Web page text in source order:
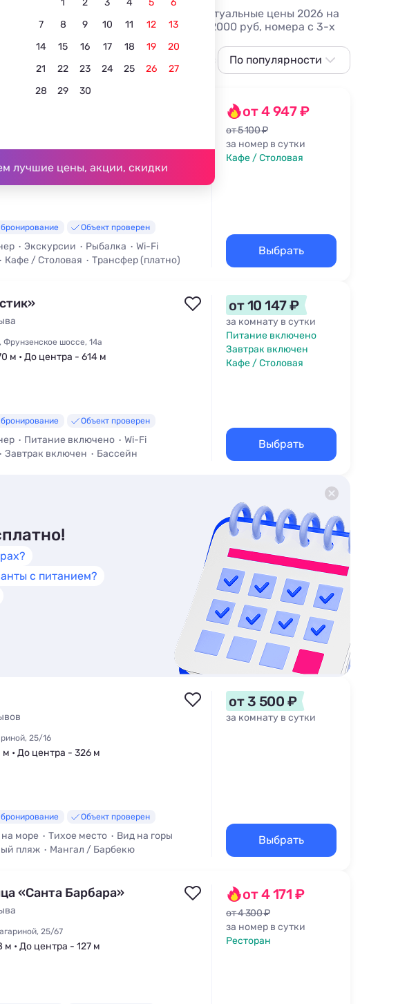
1 2 3 4 5
6
7
8 9 10 11 12
13
14
15 16 17 18 19
20
21
22 23 24 25 26
27
28
29 30
лучшие цены, акции, скидки
без посредников - отзывы, фото и актуальные цены 2026 на
гостиницах - более 10 вариантов, от 2000 руб, номера с 3-х
С собственным пляжем
По популярности
Сначала дешевле
Сначала дороже
Ближе к морю
Гагариной, 15А
м • До центра - 714 м
Объект проверен
Экскурсии Рыбалка
Wi-Fi
Кафе / Столовая Трансфер (платно)
от 4 947 ₽
от 5 100 ₽
за номер в сутки
Кафе / Столовая
Выбрать
Фрунзенское шоссе, 14а
м • До центра - 614 м
Объект проверен
Питание включено
Wi-Fi
Завтрак включен
Бассейн
от 10 147 ₽
за комнату в сутки
Питание включено
Завтрак включен
Кафе / Столовая
Выбрать
с питанием?
25/16
• До центра - 326 м
Объект проверен
море Тихое место
Вид на горы
пляж
Мангал / Барбекю
от 3 500 ₽
за комнату в сутки
Выбрать
«Санта Барбара»
25/67
• До центра - 127 м
от 4 171 ₽
от 4 300 ₽
за номер в сутки
Ресторан